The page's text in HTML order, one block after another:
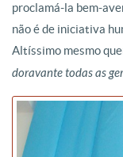
proclamá-la bem-
não é de iniciativa
Altíssimo mesmo
doravante todas as